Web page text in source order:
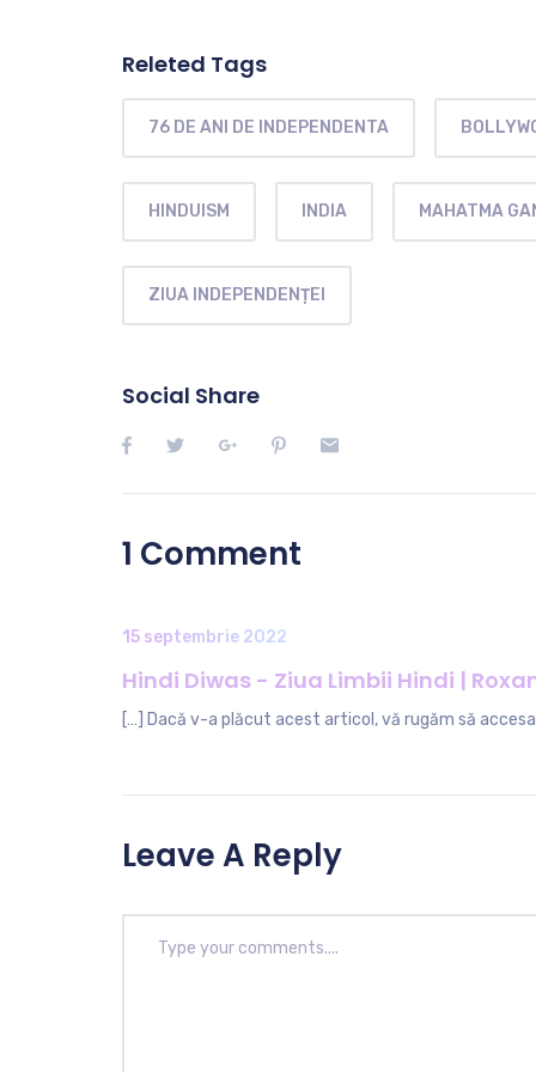
Releted Tags
76 DE ANI DE INDEPENDENTA
HINDUISM INDIA MAHATMA
ZIUA INDEPENDENȚEI
Social Share
1 Comment
15 septembrie 2022
Hindi Diwas - Ziua Limbii Hindi |
[…] Dacă v-a plăcut acest articol, vă rugăm să
Leave A Reply